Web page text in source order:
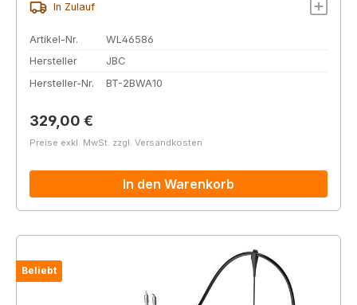
In Zulauf
Artikel-Nr.
WL46586
Hersteller
JBC
Hersteller-Nr.
BT-2BWA10
Regulärer Preis:
329,00 €
Preise exkl. MwSt. zzgl. Versandkosten
In den Warenkorb
Beliebt